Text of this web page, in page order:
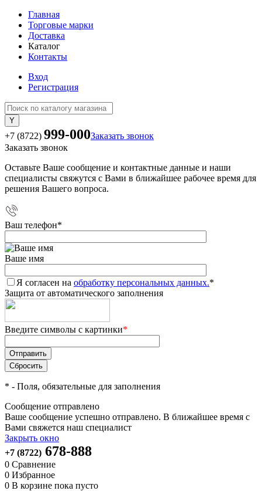
Главная
Торговые марки
Доставка
Каталог
Контакты
Вход
Регистрация
+7 (8722) 999-000Заказать звонок
Заказать звонок
Оставьте Ваше сообщение и контактные данные и наши
специалисты свяжутся с Вами в ближайшее рабочее время для
решения Вашего вопроса.
Ваш телефон*
Ваше имя
Я согласен на обработку персональных данных.*
Защита от автоматического заполнения
Введите символы с картинки*
* - Поля, обязательные для заполнения
Сообщение отправлено
Ваше сообщение успешно отправлено. В ближайшее время с
Вами свяжется наш специалист
Закрыть окно
+7 (8722) 678-888
0 Сравнение
0 Избранное
0 В корзине пока пусто